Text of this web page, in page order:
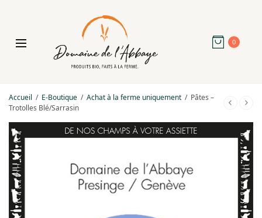
0
Accueil / E-Boutique / Achat à la ferme uniquement / Pâtes –
Trotolles Blé/Sarrasin